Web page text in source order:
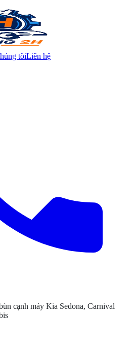
tôiLiên hệ
cạnh máy Kia Sedona, Carnival